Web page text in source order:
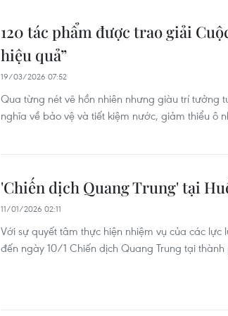
120 tác phẩm được trao giải
hiệu quả”
19/03/2026 07:52
Qua từng nét vẽ hồn nhiên nhưng giàu trí tưởng
nghĩa về bảo vệ và tiết kiệm nước, giảm thiểu ô
'Chiến dịch Quang Trung' tại
11/01/2026 02:11
Với sự quyết tâm thực hiện nhiệm vụ của các
đến ngày 10/1 Chiến dịch Quang Trung tại